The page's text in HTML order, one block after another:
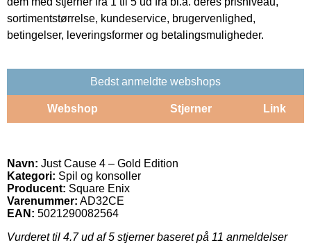
sortimentstørrelse, kundeservice, brugervenlighed,
betingelser, leveringsformer og betalingsmuligheder.
Bedst anmeldte webshops
Webshop Stjerner Link
Navn: Just Cause 4 – Gold Edition
Kategori: Spil og konsoller
Producent: Square Enix
Varenummer: AD32CE
EAN: 5021290082564
Vurderet til 4.7ud af 5 stjerner baseret på 11 anmeldelser